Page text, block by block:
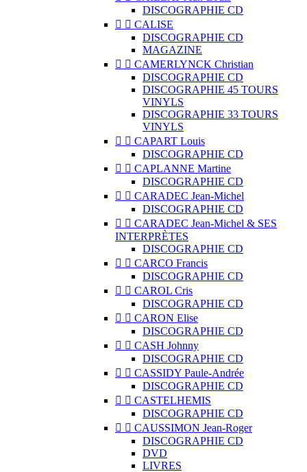
DISCOGRAPHIE CD
  CALISE
DISCOGRAPHIE CD
MAGAZINE
  CAMERLYNCK Christian
DISCOGRAPHIE CD
DISCOGRAPHIE 45 TOURS
VINYLS
DISCOGRAPHIE 33 TOURS
VINYLS
  CAPART Louis
DISCOGRAPHIE CD
  CAPLANNE Martine
DISCOGRAPHIE CD
  CARADEC Jean-Michel
DISCOGRAPHIE CD
  CARADEC Jean-Michel & SES
INTERPRÈTES
DISCOGRAPHIE CD
  CARCO Francis
DISCOGRAPHIE CD
  CAROL Cris
DISCOGRAPHIE CD
  CARON Elise
DISCOGRAPHIE CD
  CASH Johnny
DISCOGRAPHIE CD
  CASSIDY Paule-Andrée
DISCOGRAPHIE CD
  CASTELHEMIS
DISCOGRAPHIE CD
  CAUSSIMON Jean-Roger
DISCOGRAPHIE CD
DVD
LIVRES